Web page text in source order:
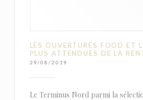
LES OUVERTURES FOOD ET
PLUS ATTENDUES DE LA
29/08/2019
Le Terminus Nord parmi la